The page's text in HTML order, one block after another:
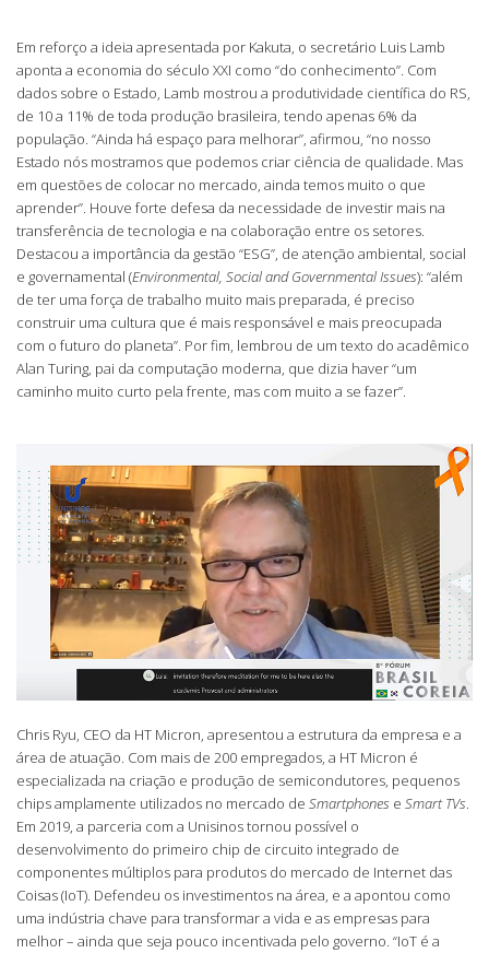
Em reforço a ideia apresentada por Kakuta, o secretário Luis Lamb
aponta a economia do século XXI como “do conhecimento”. Com
dados sobre o Estado, Lamb mostrou a produtividade científica do RS,
de 10 a 11% de toda produção brasileira, tendo apenas 6% da
população. “Ainda há espaço para melhorar”, afirmou, “no nosso
Estado nós mostramos que podemos criar ciência de qualidade. Mas
em questões de colocar no mercado, ainda temos muito o que
aprender”. Houve forte defesa da necessidade de investir mais na
transferência de tecnologia e na colaboração entre os setores.
Destacou a importância da gestão “ESG”, de atenção ambiental, social
e governamental (Environmental, Social and Governmental Issues): “além
de ter uma força de trabalho muito mais preparada, é preciso
construir uma cultura que é mais responsável e mais preocupada
com o futuro do planeta”. Por fim, lembrou de um texto do acadêmico
Alan Turing, pai da computação moderna, que dizia haver “um
caminho muito curto pela frente, mas com muito a se fazer”.
Chris Ryu, CEO da HT Micron, apresentou a estrutura da empresa e a
área de atuação. Com mais de 200 empregados, a HT Micron é
especializada na criação e produção de semicondutores, pequenos
chips amplamente utilizados no mercado de Smartphones e Smart TVs.
Em 2019, a parceria com a Unisinos tornou possível o
desenvolvimento do primeiro chip de circuito integrado de
componentes múltiplos para produtos do mercado de Internet das
Coisas (IoT). Defendeu os investimentos na área, e a apontou como
uma indústria chave para transformar a vida e as empresas para
melhor – ainda que seja pouco incentivada pelo governo. “IoT é a